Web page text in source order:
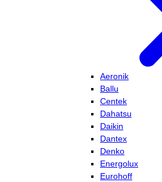
Aeronik
Ballu
Centek
Dahatsu
Daikin
Dantex
Denko
Energolux
Eurohoff